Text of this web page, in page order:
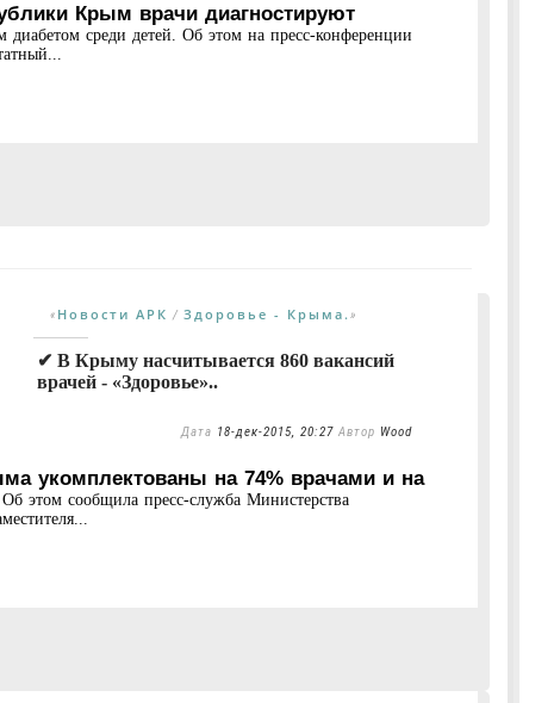
Крым врачи диагностируют
диабетом среди детей. Об этом на пресс-конференции
« Новости АРК / Здоровье - Крыма. »
✔ В Крыму насчитывается 860 вакансий
врачей - «Здоровье»..
Дата 18-дек-2015, 20:27 Автор Wood
укомплектованы на 74% врачами и на
этом сообщила пресс-служба Министерства